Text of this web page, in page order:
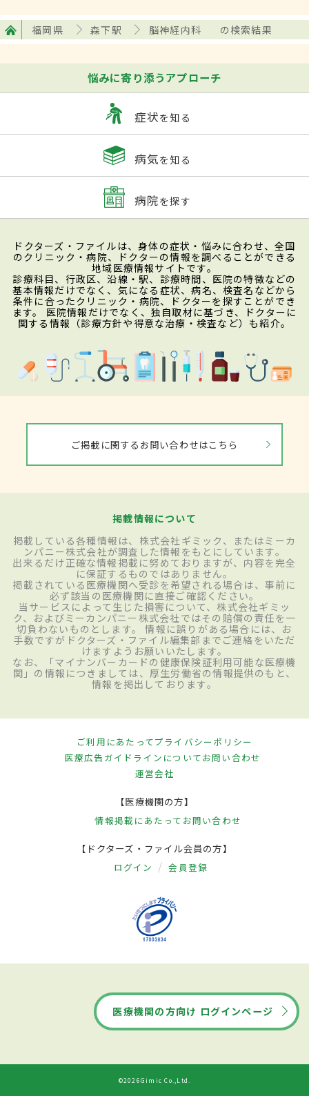
福岡県 森下駅 脳神経内科 の検索結果
悩みに寄り添うアプローチ
症状を知る
病気を知る
病院を探す
ドクターズ・ファイルは、身体の症状・悩みに合わせ、全国
のクリニック・病院、ドクターの情報を調べることができる
地域医療情報サイトです。
診療科目、行政区、沿線・駅、診療時間、医院の特徴などの
基本情報だけでなく、気になる症状、病名、検査名などから
条件に合ったクリニック・病院、ドクターを探すことができ
ます。 医院情報だけでなく、独自取材に基づき、ドクターに
関する情報（診療方針や得意な治療・検査など）も紹介。
ご掲載に関するお問い合わせはこちら
掲載情報について
掲載している各種情報は、株式会社ギミック、またはミーカ
ンパニー株式会社が調査した情報をもとにしています。
出来るだけ正確な情報掲載に努めておりますが、内容を完全
に保証するものではありません。
掲載されている医療機関へ受診を希望される場合は、事前に
必ず該当の医療機関に直接ご確認ください。
当サービスによって生じた損害について、株式会社ギミッ
ク、およびミーカンパニー株式会社ではその賠償の責任を一
切負わないものとします。 情報に誤りがある場合には、お
手数ですがドクターズ・ファイル編集部までご連絡をいただ
けますようお願いいたします。
なお、「マイナンバーカードの健康保険証利用可能な医療機
関」の情報につきましては、厚生労働省の情報提供のもと、
情報を掲出しております。
ご利用にあたってプライバシーポリシー
医療広告ガイドラインについてお問い合わせ
運営会社
【医療機関の方】
情報掲載にあたって お問い合わせ
【ドクターズ・ファイル会員の方】
ログイン 会員登録
医療機関の方向け ログインページ
©2026Gimic Co.,Ltd.